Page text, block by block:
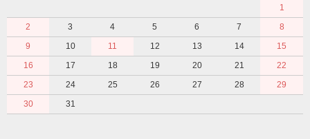
1
2
3 4 5 6 7
8
9
10 11 12 13 14
15
16
17 18 19 20 21
22
23
24 25 26 27 28
29
30
31